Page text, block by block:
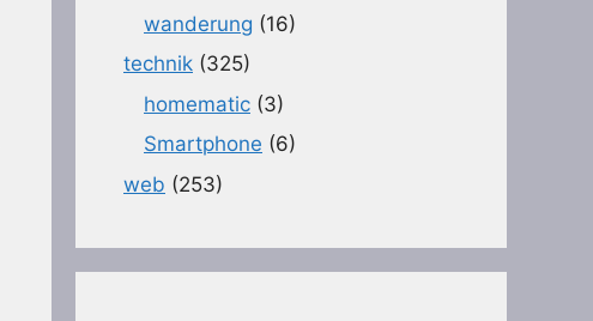
wanderung (16)
technik (325)
homematic (3)
Smartphone (6)
web (253)